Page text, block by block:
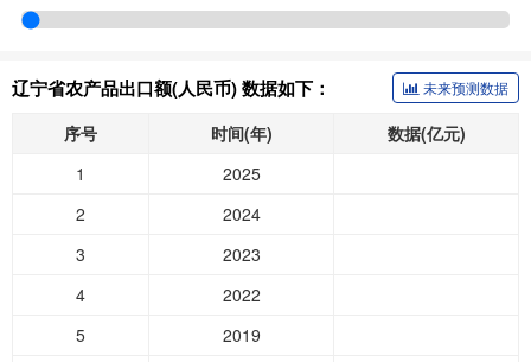
辽宁省农产品出口额(人民币) 数据如下： 未来预测数据
序号 时间(年)
数据(亿元)
1
2025
2
2024
3
2023
4
2022
5
2019